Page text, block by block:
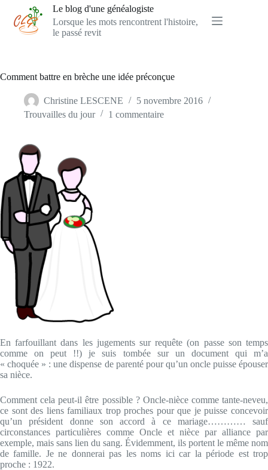
contenu
Le blog d'une généalogiste
Lorsque les mots rencontrent l'histoire,
le passé revit
Comment battre en brèche une idée préconçue
Christine LESCENE
5 novembre 2016
Trouvailles du jour
1 commentaire
En farfouillant dans les jugements sur requête (on passe son temps
comme on peut !!) je suis tombée sur un document qui m’a
« choquée » : une dispense de parenté pour qu’un oncle puisse épouser
sa nièce.
Comment cela peut-il être possible ? Oncle-nièce comme tante-neveu,
ce sont des liens familiaux trop proches pour que je puisse concevoir
qu’un président donne son accord à ce mariage………… sauf
circonstances particulières comme Oncle et nièce par alliance par
exemple, mais sans lien du sang. Évidemment, ils portent le même nom
de famille. Je ne donnerai pas les noms ici car la période est trop
proche : 1922.